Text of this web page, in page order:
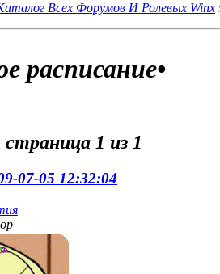
Жури оценивает и вручает
обязательны, но желательны. "
в разработке.Мы
Ода Лагги=) Долгое время я жила
к чему стремиться,всё есть. Учёба
Я читала книги.
Всех Форумов И Ролевых Winx
расписание•
страница 1 из 1
07-05 12:32:04